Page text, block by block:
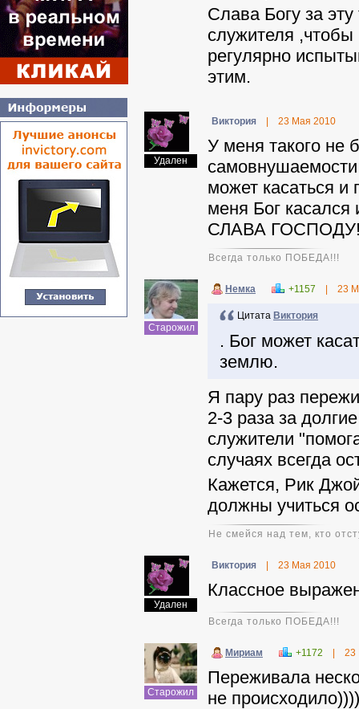
Слава Богу за
служителя
регулярно
этим.
Удален
Виктория 23 Мая 2010
У меня такого не
самовнушаемости
может касаться
меня Бог касался
СЛАВА
Всегда только ПОБЕДА!!!
Старожил
Немка +1157 23
Цитата Виктория
. Бог может
землю.
Я пару раз
2-3 раза за
служители
случаях всегда
Кажется, Рик
должны учиться
Не смейся над тем, кто
Удален
Виктория 23 Мая 2010
Классное
Всегда только ПОБЕДА!!!
Старожил
Мириам +1172 23
Переживала
не происходило))))